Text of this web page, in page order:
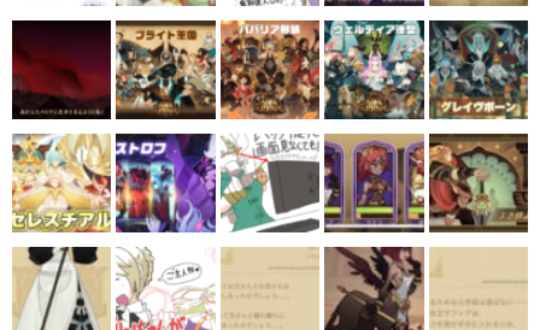
アプリレビュー
その他
電ファミニコゲーマーとは？
運営：株式会社マレ